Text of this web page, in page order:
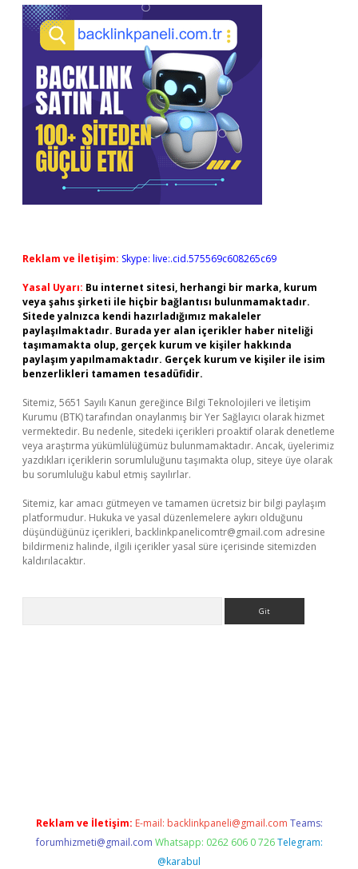
Reklam ve İletişim: Skype: live:.cid.575569c608265c69
Yasal Uyarı: Bu internet sitesi, herhangi bir marka, kurum
veya şahıs şirketi ile hiçbir bağlantısı bulunmamaktadır.
Sitede yalnızca kendi hazırladığımız makaleler
paylaşılmaktadır. Burada yer alan içerikler haber niteliği
taşımamakta olup, gerçek kurum ve kişiler hakkında
paylaşım yapılmamaktadır. Gerçek kurum ve kişiler ile isim
benzerlikleri tamamen tesadüfidir.
Sitemiz, 5651 Sayılı Kanun gereğince Bilgi Teknolojileri ve İletişim
Kurumu (BTK) tarafından onaylanmış bir Yer Sağlayıcı olarak hizmet
vermektedir. Bu nedenle, sitedeki içerikleri proaktif olarak denetleme
veya araştırma yükümlülüğümüz bulunmamaktadır. Ancak, üyelerimiz
yazdıkları içeriklerin sorumluluğunu taşımakta olup, siteye üye olarak
bu sorumluluğu kabul etmiş sayılırlar.
Sitemiz, kar amacı gütmeyen ve tamamen ücretsiz bir bilgi paylaşım
platformudur. Hukuka ve yasal düzenlemelere aykırı olduğunu
düşündüğünüz içerikleri, backlinkpanelicomtr@gmail.com adresine
bildirmeniz halinde, ilgili içerikler yasal süre içerisinde sitemizden
kaldırılacaktır.
Reklam ve İletişim: E-mail: backlinkpaneli@gmail.com Teams:
forumhizmeti@gmail.com Whatsapp: 0262 606 0 726 Telegram:
@karabul